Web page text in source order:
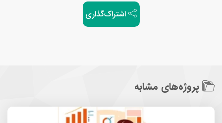
اشتراک‌گذاری
پروژه‌های مشابه